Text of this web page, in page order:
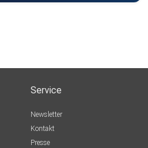
Service
Newsletter
Kontakt
Presse